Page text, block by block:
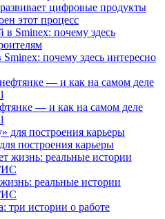
цифровые продукты
этот процесс
почему здесь интересно
— и как на самом деле
построения карьеры
реальные истории